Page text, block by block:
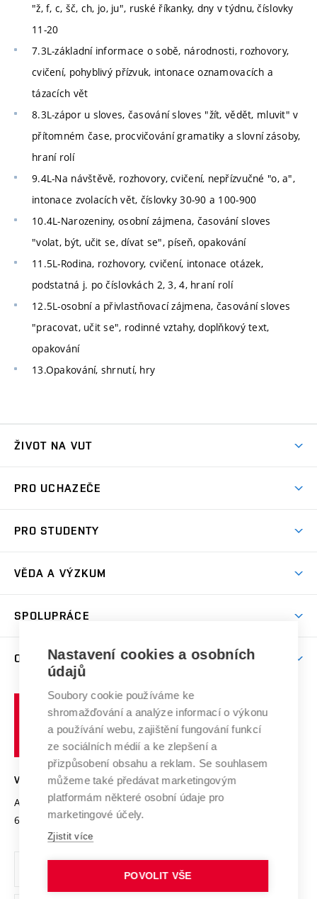
"ž, f, c, šč, ch, jo, ju", ruské říkanky, dny v týdnu, číslovky
11-20
7.3L-základní informace o sobě, národnosti, rozhovory,
cvičení, pohyblivý přízvuk, intonace oznamovacích a
tázacích vět
8.3L-zápor u sloves, časování sloves "žít, vědět, mluvit" v
přítomném čase, procvičování gramatiky a slovní zásoby,
hraní rolí
9.4L-Na návštěvě, rozhovory, cvičení, nepřízvučné "o, a",
intonace zvolacích vět, číslovky 30-90 a 100-900
10.4L-Narozeniny, osobní zájmena, časování sloves
"volat, být, učit se, dívat se", píseň, opakování
11.5L-Rodina, rozhovory, cvičení, intonace otázek,
podstatná j. po číslovkách 2, 3, 4, hraní rolí
12.5L-osobní a přivlastňovací zájmena, časování sloves
"pracovat, učit se", rodinné vztahy, doplňkový text,
opakování
13.Opakování, shrnutí, hry
ŽIVOT NA VUT
Koleje
Sport na VUT
PRO UCHAZEČE
Dny otevřených dveří
Celoživotní vzdělávání
E-přihláška
PRO STUDENTY
Harmonogram akademického roku
Závěrečné práce
Doktorské studium
Zpracování osobních údajů studentů
Sociální bezpečí
Studium bez bariér
Podpora podnikání
VĚDA A VÝZKUM
Mezinárodní vědecká rada
Systém zajišťování kvality výzkumu
Výzkumné infrastruktury
Transfer znalostí
Open Science
Projekty
Projekty ze strukturálních fondů
Specifický výzkum
SPOLUPRÁCE
Zahraniční spolupráce
Spolupráce se školami
Služby univerzity
Mezinárodní dohody
Univerzitní sítě
O UNIVERZITĚ
Profil univerzity
Udržitelná univerzita
Podnikavá univerzita / ContriBUTe
Bezpečná univerzita
Vyznamenání
Organizační struktura
Ochrana osobních údajů
učení
technické
VYSOKÉ UČENÍ TECHNICKÉ V BRNĚ
Antonínská 548/1
602 00 Brno
www.vut.cz
vut@vutbr.cz
Nastavení cookies a osobních
údajů
Soubory cookie používáme ke
shromažďování a analýze informací o výkonu
a používání webu, zajištění fungování funkcí
ze sociálních médií a ke zlepšení a
přizpůsobení obsahu a reklam. Se souhlasem
můžeme také předávat marketingovým
platformám některé osobní údaje pro
marketingové účely.
Zjistit více
POVOLIT VŠE